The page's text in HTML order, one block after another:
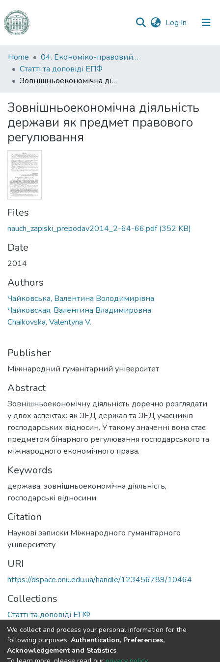
Log In (current)
Communities
&
Collections
Statistics
Home
04. Економіко-правовий факультет
Статті та доповіді ЕПФ
Зовнішньоекономічна діяльність держави як предмет правового регулювання
Зовнішньоекономічна діяльність
держави як предмет правового
регулювання
Files
nauch_zapiski_prepodav2014_2-64-66.pdf(352 KB)
Date
2014
Authors
Чайковська, Валентина Володимирівна
Чайковская, Валентина Владимировна
Chaikovska, Valentyna V.
Publisher
Міжнародний гуманітарний університет
Abstract
Зовнішньоекономічну діяльність доречно розглядати
у двох аспектах: як ЗЕД держав та ЗЕД учасників
господарських відносин. У такому значенні вона стає
предметом бінарного регулювання господарського та
міжнародного економічного права.
Keywords
держава, зовнішньоекономічна діяльність,
господарські відносини
Citation
Наукові записки Міжнародного гуманітарного
університету
URI
https://dspace.onu.edu.ua/handle/123456789/10464
Collections
Статті та доповіді ЕПФ
Full item page
We collect and process your personal information for the
following purposes: Authentication, Preferences,
Acknowledgement and Statistics.